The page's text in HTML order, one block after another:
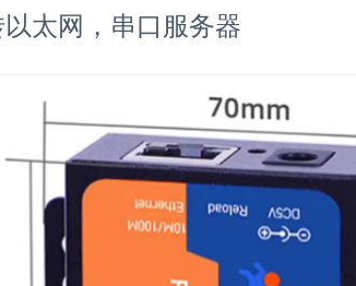
以太网，串口服务器